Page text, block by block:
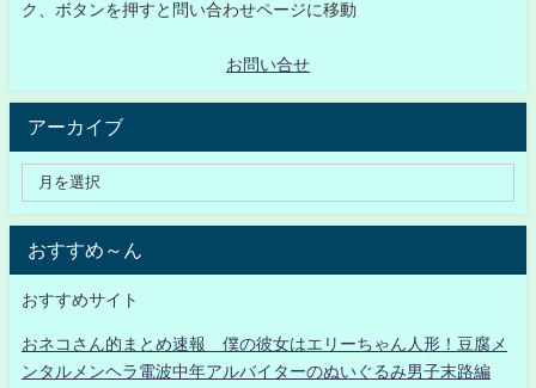
ク、ボタンを押すと問い合わせページに移動
お問い合せ
アーカイブ
おすすめ～ん
おすすめサイト
おネコさん的まとめ速報 僕の彼女はエリーちゃん人形！豆腐メ
ンタルメンヘラ電波中年アルバイターのぬいぐるみ男子末路編